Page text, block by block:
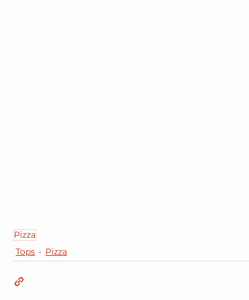
Pizza
Tops
Pizza